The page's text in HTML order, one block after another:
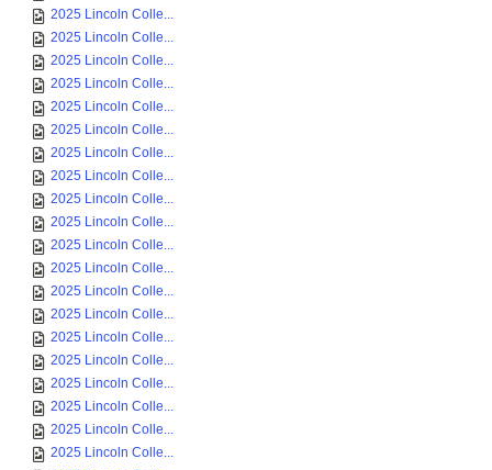
2025 Lincoln Colle...
2025 Lincoln Colle...
2025 Lincoln Colle...
2025 Lincoln Colle...
2025 Lincoln Colle...
2025 Lincoln Colle...
2025 Lincoln Colle...
2025 Lincoln Colle...
2025 Lincoln Colle...
2025 Lincoln Colle...
2025 Lincoln Colle...
2025 Lincoln Colle...
2025 Lincoln Colle...
2025 Lincoln Colle...
2025 Lincoln Colle...
2025 Lincoln Colle...
2025 Lincoln Colle...
2025 Lincoln Colle...
2025 Lincoln Colle...
2025 Lincoln Colle...